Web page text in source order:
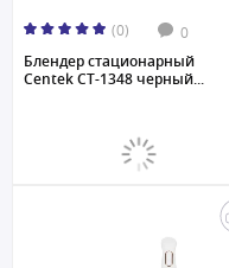
(0) 0
Блендер стационарный
Centek CT-1348 черный...